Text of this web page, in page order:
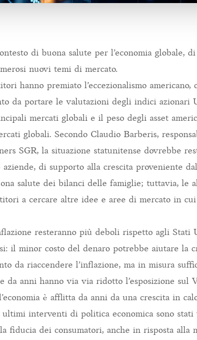
di buona salute per l’economia globale,
nuovi temi di mercato.
hanno premiato l’eccezionalismo americano,
da portare le valutazioni degli indici azionari
mercati globali e il peso degli asset
globali. Secondo Claudio Barberis,
SGR, la situazione statunitense dovrebbe
di supporto alla crescita proveniente
salute dei bilanci delle famiglie; tuttavia, le
a cercare altre idee e aree di mercato in
resteranno più deboli rispetto agli Stati
il minor costo del denaro potrebbe aiutare la
da riaccendere l’inflazione, ma in misura
da anni hanno via via ridotto l’esposizione sul
è afflitta da anni da una crescita in
interventi di politica economica sono stati
fiducia dei consumatori, anche in risposta alla